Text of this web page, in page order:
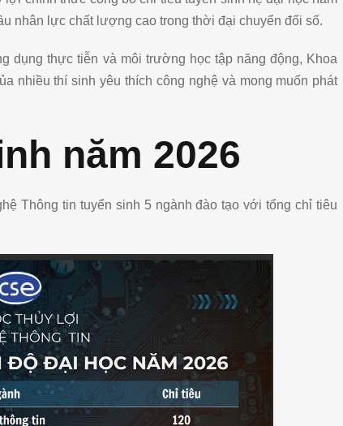
nhân lực chất lượng cao trong thời đại chuyển đổi số.
thực tiễn và môi trường học tập năng động, Khoa
nhiều thí sinh yêu thích công nghệ và mong muốn phát
năm 2026
Thông tin tuyển sinh 5 ngành đào tạo với tổng chỉ tiêu